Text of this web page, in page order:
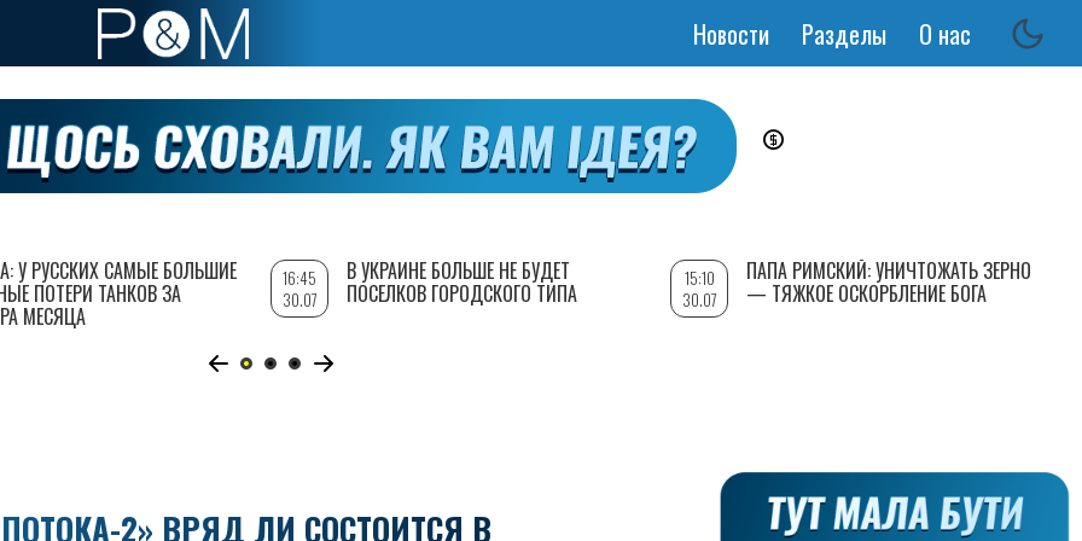
Основная
Новости Разделы О нас
2» ВРЯД ЛИ СОСТОИТСЯ В
У РУССКИХ САМЫЕ БОЛЬШИЕ
ПОТЕРИ ТАНКОВ ЗА
МЕСЯЦА
16:45
30.07
В УКРАИНЕ БОЛЬШЕ НЕ БУДЕТ
ПОСЕЛКОВ ГОРОДСКОГО ТИПА
15:10
30.07
ПАПА РИМСКИЙ: УНИЧТОЖАТЬ ЗЕРНО
— ТЯЖКОЕ ОСКОРБЛЕНИЕ БОГА